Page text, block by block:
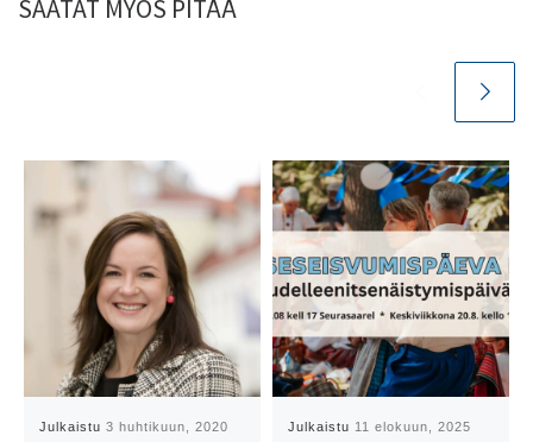
SAATAT MYÖS PITÄÄ
Julkaistu3 huhtikuun, 2020 Julkaistu 11 elokuun, 2025